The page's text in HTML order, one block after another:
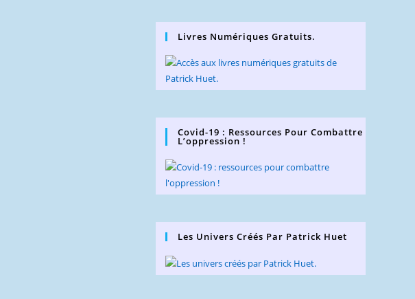
Livres Numériques Gratuits.
Covid-19 : Ressources Pour Combattre
L’oppression !
Les Univers Créés Par Patrick Huet